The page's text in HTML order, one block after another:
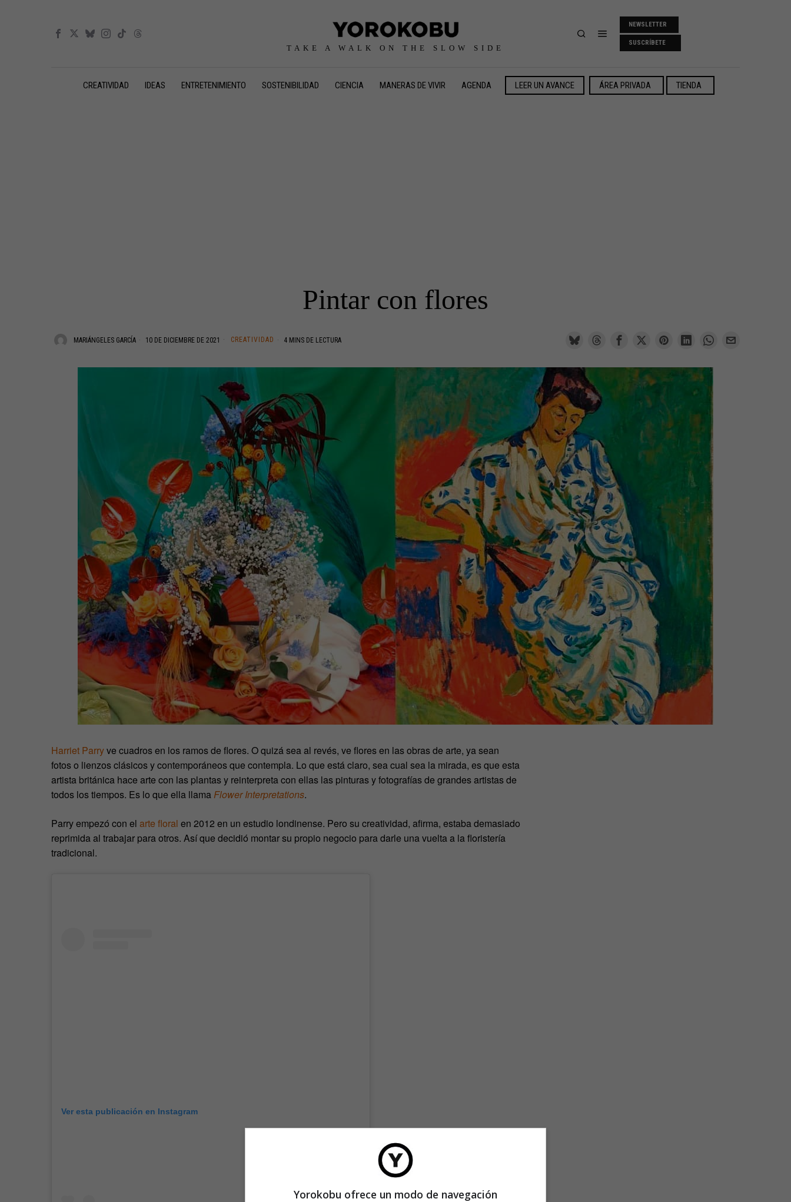
TAKE A WALK ON THE SLOW SIDE
NEWSLETTER
SUSCRÍBETE
CREATIVIDAD IDEAS ENTRETENIMIENTO SOSTENIBILIDAD CIENCIA MANERAS DE VIVIR AGENDA LEER UN AVANCE ÁREA PRIVADA TIENDA
Pintar con flores
MARIÁNGELES GARCÍA 10 DE DICIEMBRE DE 2021 CREATIVIDAD 4 MINS DE LECTURA
Harriet Parryve cuadros en los ramos de flores. O quizá sea al revés, ve flores en las obras de arte, ya sean
fotos o lienzos clásicos y contemporáneos que contempla. Lo que está claro, sea cual sea la mirada, es que esta
artista británica hace arte con las plantas y reinterpreta con ellas las pinturas y fotografías de grandes artistas de
todos los tiempos. Es lo que ella llama Flower Interpretations.
Parry empezó con el arte floral en 2012 en un estudio londinense. Pero su creatividad, afirma, estaba demasiado
reprimida al trabajar para otros. Así que decidió montar su propio negocio para darle una vuelta a la floristería
tradicional.
Ver esta publicación en Instagram
Yorokobu ofrece un modo de navegación